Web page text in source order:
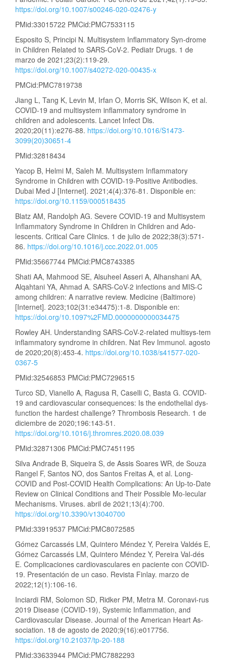
https://doi.org/10.1007/s00246-020-02476-y
PMid:33015722 PMCid:PMC7533115
Esposito S, Principi N. Multisystem Inflammatory Syn-drome
in Children Related to SARS-CoV-2. Pediatr Drugs. 1 de
marzo de 2021;23(2):119-29.
https://doi.org/10.1007/s40272-020-00435-x
PMCid:PMC7819738
Jiang L, Tang K, Levin M, Irfan O, Morris SK, Wilson K, et al.
COVID-19 and multisystem inflammatory syndrome in
children and adolescents. Lancet Infect Dis.
2020;20(11):e276-88. https://doi.org/10.1016/S1473-
3099(20)30651-4
PMid:32818434
Yacop B, Helmi M, Saleh M. Multisystem Inflammatory
Syndrome in Children with COVID-19-Positive Antibodies.
Dubai Med J [Internet]. 2021;4(4):376-81. Disponible en:
https://doi.org/10.1159/000518435
Blatz AM, Randolph AG. Severe COVID-19 and Multisystem
Inflammatory Syndrome in Children in Children and Ado-
lescents. Critical Care Clinics. 1 de julio de 2022;38(3):571-
86. https://doi.org/10.1016/j.ccc.2022.01.005
PMid:35667744 PMCid:PMC8743385
Shati AA, Mahmood SE, Alsuheel Asseri A, Alhanshani AA,
Alqahtani YA, Ahmad A. SARS-CoV-2 infections and MIS-C
among children: A narrative review. Medicine (Baltimore)
[Internet]. 2023;102(31:e34475):1-8. Disponible en:
https://doi.org/10.1097%2FMD.0000000000034475
Rowley AH. Understanding SARS-CoV-2-related multisys-tem
inflammatory syndrome in children. Nat Rev Immunol. agosto
de 2020;20(8):453-4. https://doi.org/10.1038/s41577-020-
0367-5
PMid:32546853 PMCid:PMC7296515
Turco SD, Vianello A, Ragusa R, Caselli C, Basta G. COVID-
19 and cardiovascular consequences: Is the endothelial dys-
function the hardest challenge? Thrombosis Research. 1 de
diciembre de 2020;196:143-51.
https://doi.org/10.1016/j.thromres.2020.08.039
PMid:32871306 PMCid:PMC7451195
Silva Andrade B, Siqueira S, de Assis Soares WR, de Souza
Rangel F, Santos NO, dos Santos Freitas A, et al. Long-
COVID and Post-COVID Health Complications: An Up-to-Date
Review on Clinical Conditions and Their Possible Mo-lecular
Mechanisms. Viruses. abril de 2021;13(4):700.
https://doi.org/10.3390/v13040700
PMid:33919537 PMCid:PMC8072585
Gómez Carcassés LM, Quintero Méndez Y, Pereira Valdés E,
Gómez Carcassés LM, Quintero Méndez Y, Pereira Val-dés
E. Complicaciones cardiovasculares en paciente con COVID-
19. Presentación de un caso. Revista Finlay. marzo de
2022;12(1):106-16.
Inciardi RM, Solomon SD, Ridker PM, Metra M. Coronavi-rus
2019 Disease (COVID‐19), Systemic Inflammation, and
Cardiovascular Disease. Journal of the American Heart As-
sociation. 18 de agosto de 2020;9(16):e017756.
https://doi.org/10.21037/tp-20-188
PMid:33633944 PMCid:PMC7882293